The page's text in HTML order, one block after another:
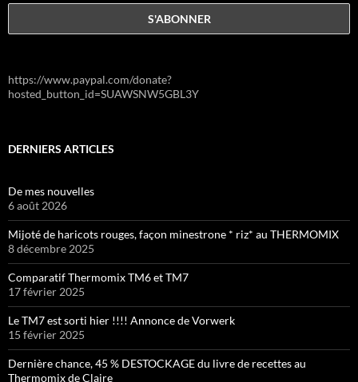
https://www.paypal.com/donate?
hosted_button_id=SUAWSNW5GBL3Y
DERNIERS ARTICLES
De mes nouvelles
6 août 2026
Mijoté de haricots rouges, façon minestrone * riz* au THERMOMIX
8 décembre 2025
Comparatif Thermomix TM6 et TM7
17 février 2025
Le TM7 est sorti hier !!!! Annonce de Vorwerk
15 février 2025
Dernière chance, 45 % DESTOCKAGE du livre de recettes au
Thermomix de Claire